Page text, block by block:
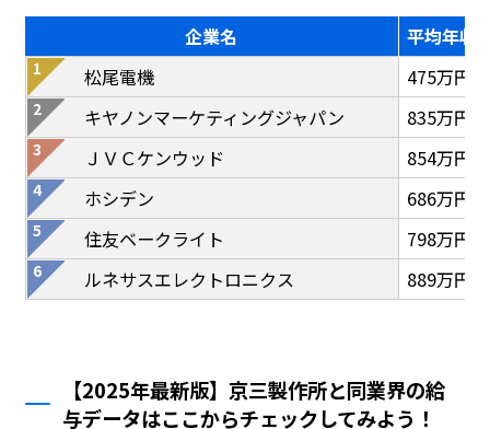
企業名
平均年収
松尾電機
475万円
キヤノンマーケティングジャパン
835万円
ＪＶＣケンウッド
854万円
ホシデン
686万円
住友ベークライト
798万円
ルネサスエレクトロニクス
889万円
【2025年最新版】京三製作所と同業界の給
与データはここからチェックしてみよう！